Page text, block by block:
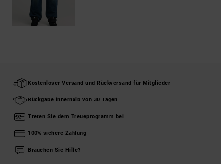
Kostenloser Versand und Rückversand für Mitglieder
Rückgabe innerhalb von 30 Tagen
Treten Sie dem Treueprogramm bei
100% sichere Zahlung
Brauchen Sie Hilfe?